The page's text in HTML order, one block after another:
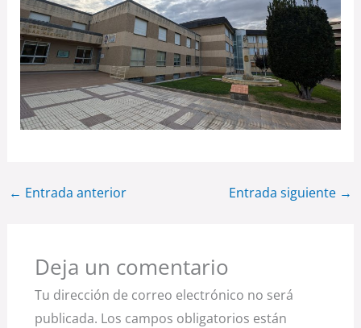
← Entrada anterior Entrada siguiente →
Deja un comentario
Tu dirección de correo electrónico no será
publicada. Los campos obligatorios están